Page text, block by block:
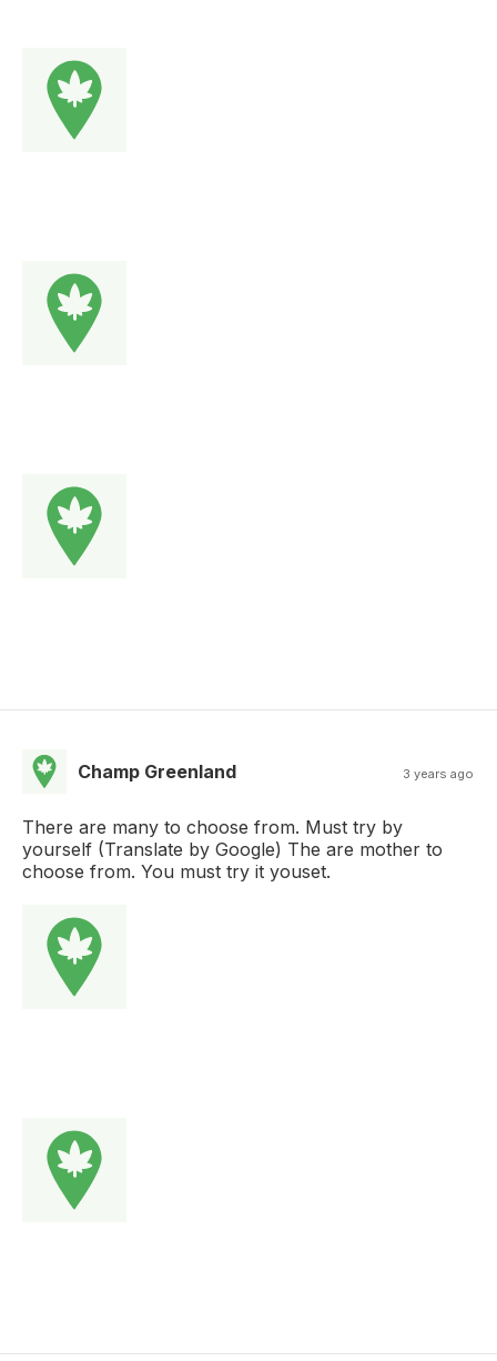
Champ Greenland 3 years ago
There are many to choose from. Must try by
yourself (Translate by Google) The are mother to
choose from. You must try it youset.